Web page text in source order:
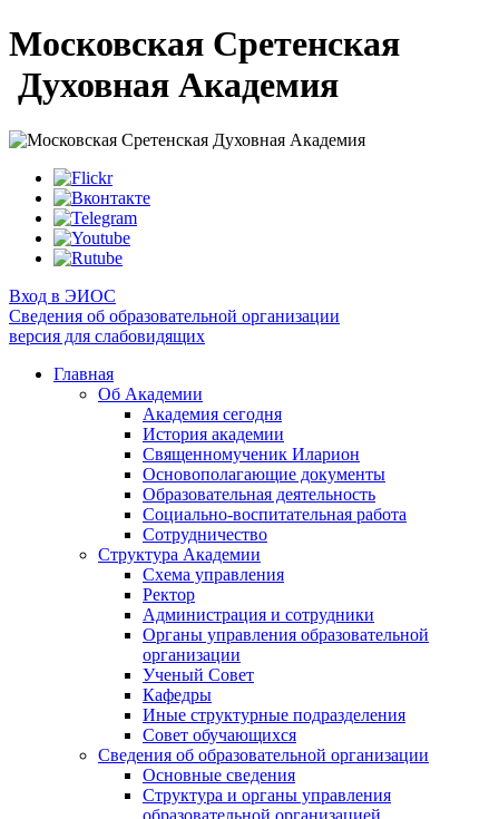
Московская Сретенская
Духовная Академия
Вход в ЭИОС
Сведения об образовательной организации
версия для слабовидящих
Главная
Об Академии
Академия сегодня
История академии
Священномученик Иларион
Основополагающие документы
Образовательная деятельность
Социально-воспитательная работа
Сотрудничество
Структура Академии
Схема управления
Ректор
Администрация и сотрудники
Органы управления образовательной
организации
Ученый Совет
Кафедры
Иные структурные подразделения
Совет обучающихся
Сведения об образовательной организации
Основные сведения
Структура и органы управления
образовательной организацией